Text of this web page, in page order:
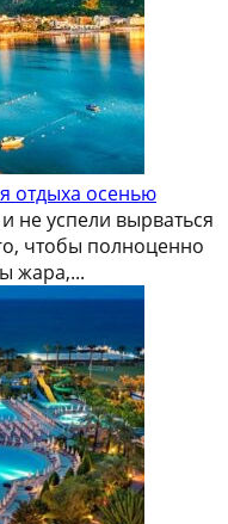
отдыха осенью
не успели вырваться
чтобы полноценно
жара,...